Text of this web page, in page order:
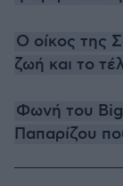
Ο οίκος της
ζωή και το
Φωνή του
Παπαρίζου